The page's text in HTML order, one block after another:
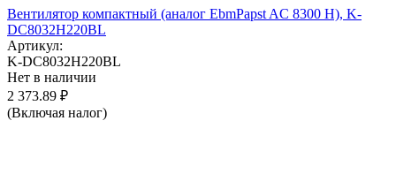
Вентилятор компактный (аналог EbmPapst AC 8300 H), K-
DC8032H220BL
Артикул:
K-DC8032H220BL
Нет в наличии
2 373.89 ₽
(Включая налог)